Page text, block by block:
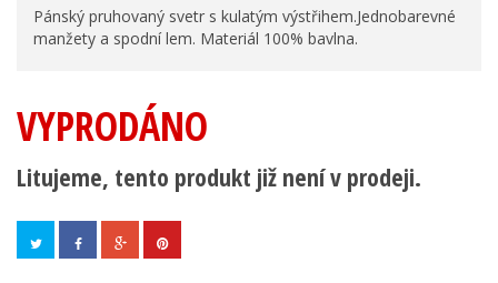
Pánský pruhovaný svetr s kulatým výstřihem.Jednobarevné
manžety a spodní lem. Materiál 100% bavlna.
VYPRODÁNO
Litujeme, tento produkt již není v prodeji.